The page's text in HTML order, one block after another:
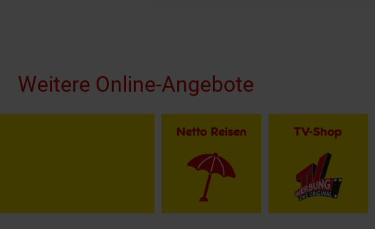
Weitere Online-Angebote
Netto Reisen TV-Shop